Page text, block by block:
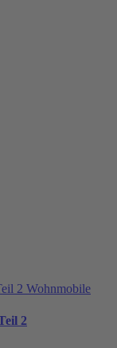
Wohnmobile
2